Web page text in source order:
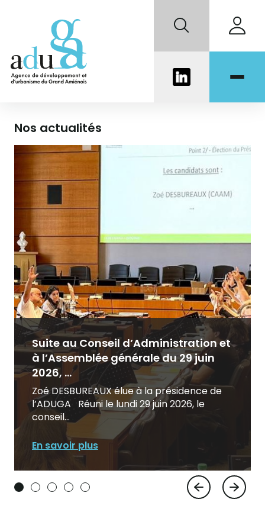
Nos actualités
Suite au Conseil d’Administration et
à l’Assemblée générale du 29 juin
2026, ...
Zoé DESBUREAUX élue à la présidence de
l’ADUGA Réuni le lundi 29 juin 2026, le
conseil...
En savoir plus